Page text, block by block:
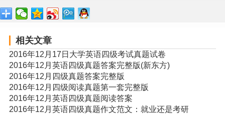
相关文章
2016年12月17日大学英语四级考试真题试卷
2016年12月英语四级真题答案完整版(新东方)
2016年12月四级真题答案完整版
2016年12月四级阅读真题第一套完整版
2016年12月英语四级真题阅读答案
2016年12月英语四级真题作文范文：就业还是考研